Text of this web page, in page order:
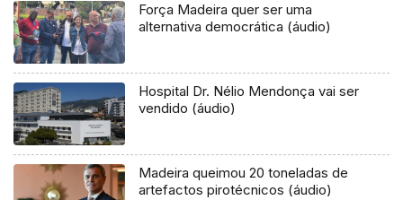
Força Madeira quer ser uma
alternativa democrática (áudio)
Hospital Dr. Nélio Mendonça vai ser
vendido (áudio)
Madeira queimou 20 toneladas de
artefactos pirotécnicos (áudio)